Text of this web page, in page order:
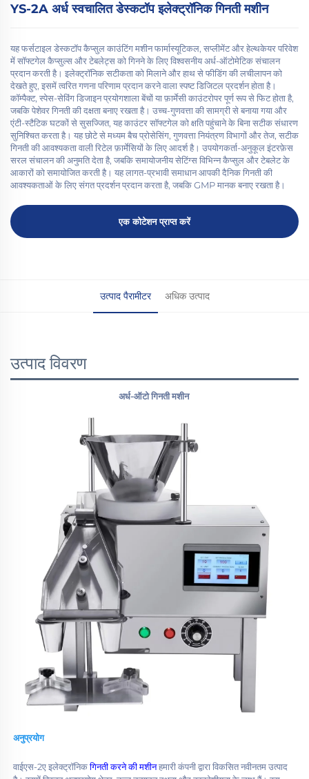
YS-2A अर्ध स्वचालित डेस्कटॉप इलेक्ट्रॉनिक गिनती मशीन
यह फर्सटाइल डेस्कटॉप कैप्सुल काउंटिंग मशीन फार्मास्यूटिकल, सप्लीमेंट और हेल्थकेयर परिवेश
में सॉफ्टगेल कैप्सुल्स और टेबलेट्स को गिनने के लिए विश्वसनीय अर्ध-ऑटोमेटिक संचालन
प्रदान करती है। इलेक्ट्रॉनिक सटीकता को मिलाने और हाथ से फीडिंग की लचीलापन को
देखते हुए, इसमें त्वरित गणना परिणाम प्रदान करने वाला स्पष्ट डिजिटल प्रदर्शन होता है।
कॉम्पैक्ट, स्पेस-सेविंग डिजाइन प्रयोगशाला बेंचों या फ़ार्मेसी काउंटरोपर पूर्ण रूप से फिट होता है,
जबकि पेशेवर गिनती की दक्षता बनाए रखता है। उच्च-गुणवत्ता की सामग्री से बनाया गया और
एंटी-स्टैटिक घटकों से सुसज्जित, यह काउंटर सॉफ्टगेल को क्षति पहुंचाने के बिना सटीक संधारण
सुनिश्चित करता है। यह छोटे से मध्यम बैच प्रोसेसिंग, गुणवत्ता नियंत्रण विभागों और तेज, सटीक
गिनती की आवश्यकता वाली रिटेल फ़ार्मेसियों के लिए आदर्श है। उपयोगकर्ता-अनुकूल इंटरफ़ेस
सरल संचालन की अनुमति देता है, जबकि समायोजनीय सेटिंग्स विभिन्न कैप्सुल और टेबलेट के
आकारों को समायोजित करती है। यह लागत-प्रभावी समाधान आपकी दैनिक गिनती की
आवश्यकताओं के लिए संगत प्रदर्शन प्रदान करता है, जबकि GMP मानक बनाए रखता है।
एक कोटेशन प्राप्त करें
उत्पाद पैरामीटर अधिक उत्पाद
उत्पाद विवरण
अर्ध-ऑटो गिनती मशीन
अनुप्रयोग
वाईएस-2ए इलेक्ट्रॉनिक गिनती करने की मशीन हमारी कंपनी द्वारा विकसित नवीनतम उत्पाद